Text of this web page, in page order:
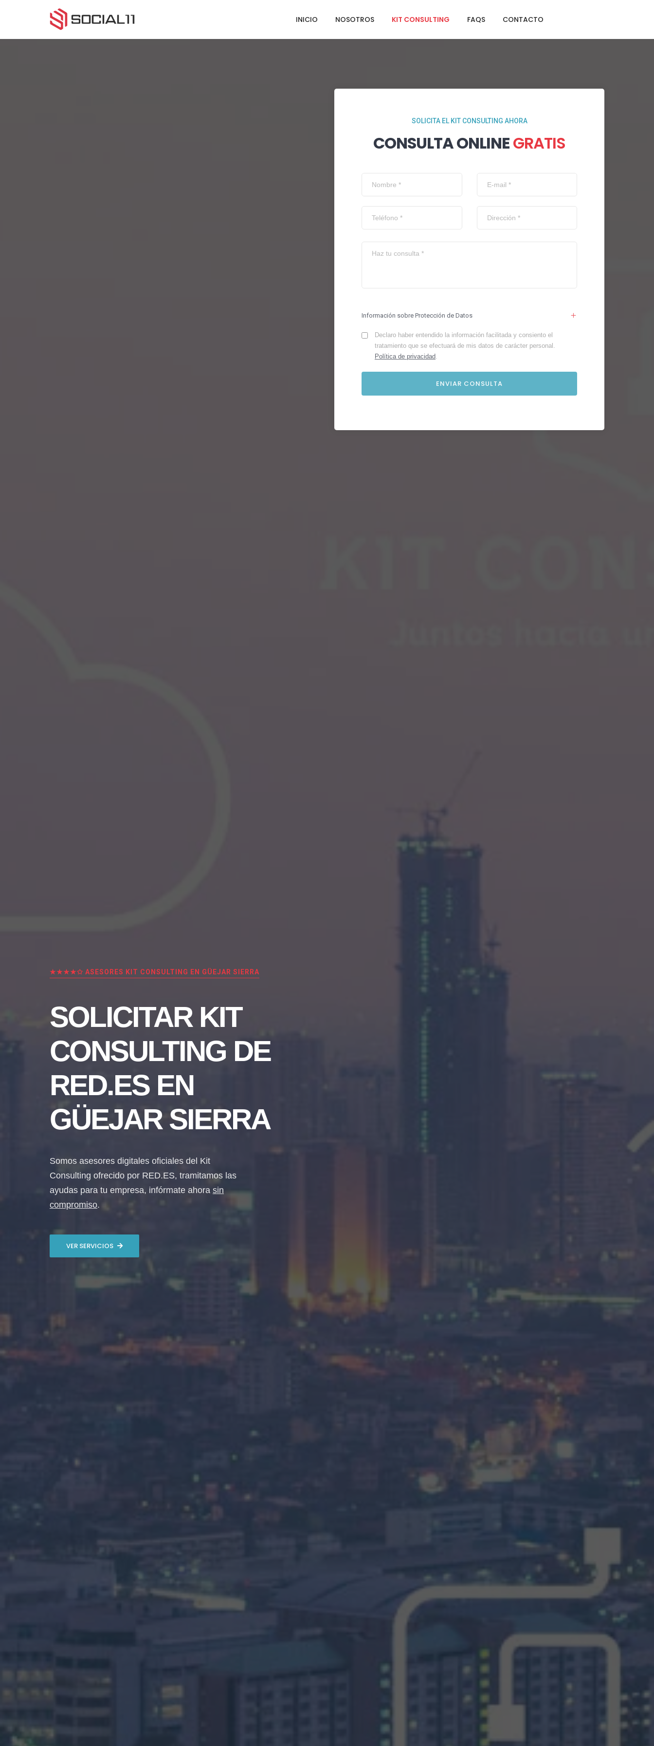
INICIO NOSOTROS KIT CONSULTING FAQS CONTACTO
★★★★✩ ASESORES KIT CONSULTING EN GÜEJAR SIERRA
SOLICITAR KIT
CONSULTING DE
RED.ES EN
GÜEJAR SIERRA
Somos asesores digitales oficiales del Kit
Consulting ofrecido por RED.ES, tramitamos las
ayudas para tu empresa, infórmate ahora sin
compromiso.
VER SERVICIOS
SOLICITA EL KIT CONSULTING AHORA
CONSULTA ONLINEGRATIS
Información sobre Protección de Datos
Declaro haber entendido la información facilitada y consiento el
tratamiento que se efectuará de mis datos de carácter personal.
Política de privacidad.